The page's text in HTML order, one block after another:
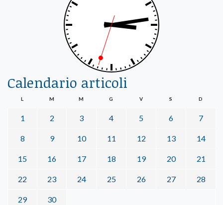
Calendario articoli
L M M G V S D
1 2 3 4 5 6 7
8 9 10 11 12 13 14
15 16 17 18 19 20 21
22 23 24 25 26 27 28
29 30